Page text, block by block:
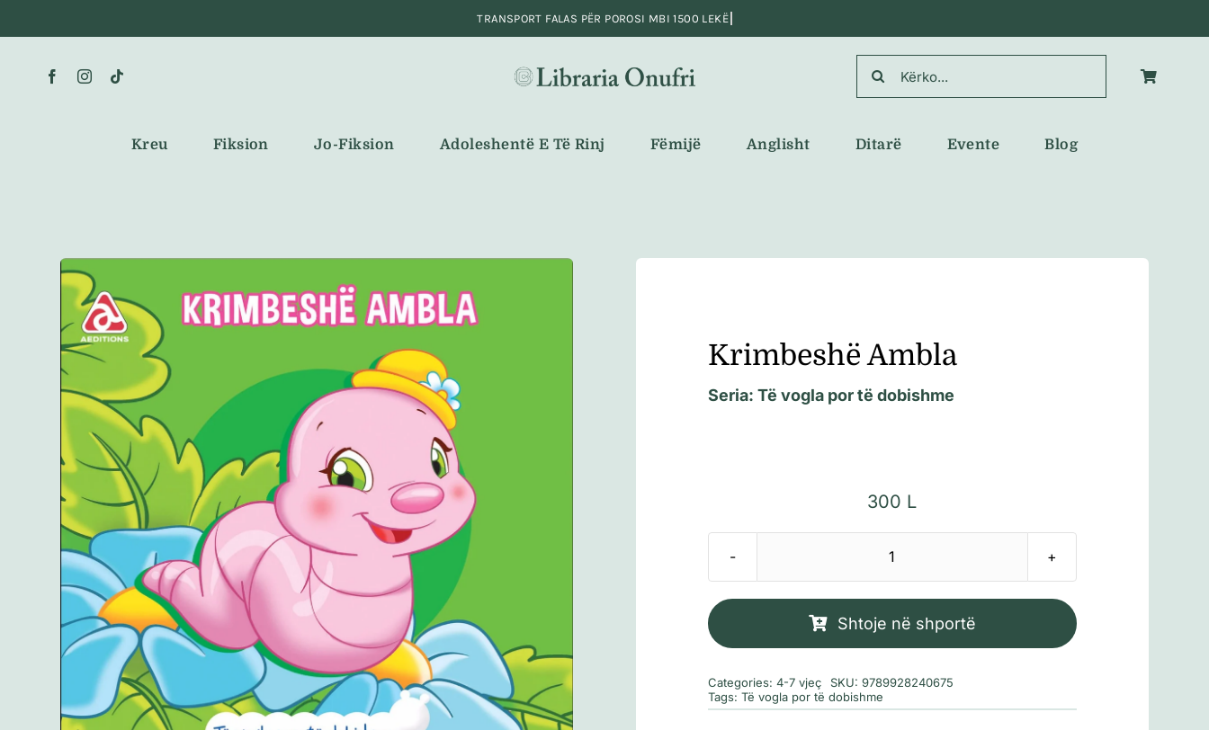
to
content
Search
for:
Kreu Fiksion Jo-Fiksion Adoleshentë E Të Rinj Fëmijë Anglisht Ditarë Evente Blog
Krimbeshë Ambla
Seria: Të vogla por të dobishme
300 L
Sasi
Ambla
Shtoje në shportë
Categories: 4-7 vjeç SKU: 9789928240675
Tags: Të vogla por të dobishme